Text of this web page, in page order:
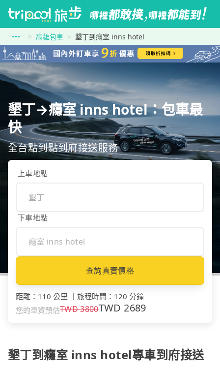
高雄包車 墾丁到癮室 inns hotel
墾丁→癮室 inns hotel：包車最
快
全台點到點到府接送服務
上車地點
下車地點
查詢真實價格
距離 ： 110 公里 旅程時間 ： 120 分鐘
您的車資預估TWD3800TWD 2689
墾丁到癮室 inns hotel專車到府接送